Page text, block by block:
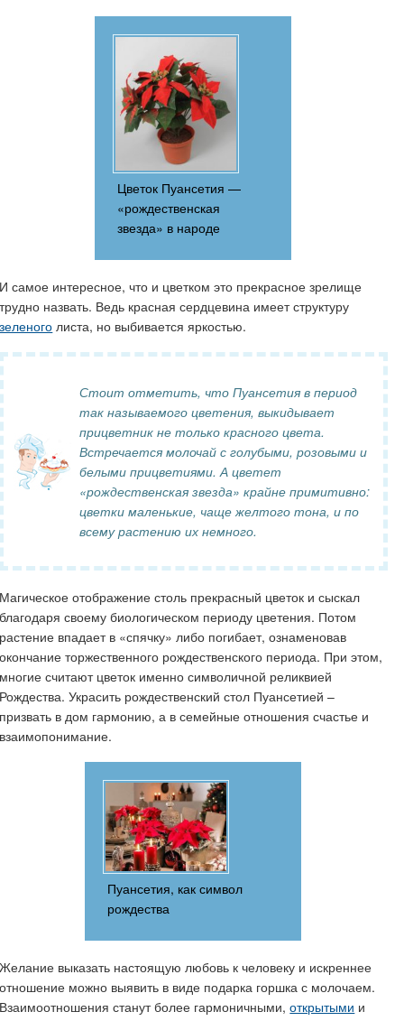
Цветок Пуансетия —
«рождественская
звезда» в народе
И самое интересное, что и цветком это прекрасное зрелище
трудно назвать. Ведь красная сердцевина имеет структуру
зеленого листа, но выбивается яркостью.
Стоит отметить, что Пуансетия в период
так называемого цветения, выкидывает
прицветник не только красного цвета.
Встречается молочай с голубыми, розовыми и
белыми прицветиями. А цветет
«рождественская звезда» крайне примитивно:
цветки маленькие, чаще желтого тона, и по
всему растению их немного.
Магическое отображение столь прекрасный цветок и сыскал
благодаря своему биологическом периоду цветения. Потом
растение впадает в «спячку» либо погибает, ознаменовав
окончание торжественного рождественского периода. При этом,
многие считают цветок именно символичной реликвией
Рождества. Украсить рождественский стол Пуансетией –
призвать в дом гармонию, а в семейные отношения счастье и
взаимопонимание.
Пуансетия, как символ
рождества
Желание выказать настоящую любовь к человеку и искреннее
отношение можно выявить в виде подарка горшка с молочаем.
Взаимоотношения станут более гармоничными,открытыми и